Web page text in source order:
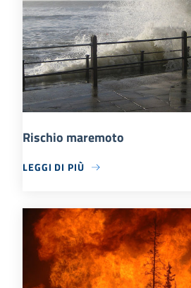
Rischio maremoto
LEGGI DI PIÙ